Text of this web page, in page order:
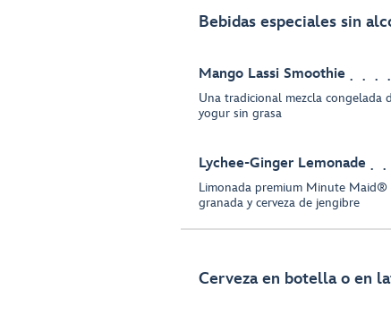
Bebidas especiales sin
Mango Lassi Smoothie
Una tradicional mezcla congelada
yogur sin grasa
Lychee-Ginger Lemonade
Limonada premium Minute Maid®
granada y cerveza de jengibre
Cerveza en botella o en